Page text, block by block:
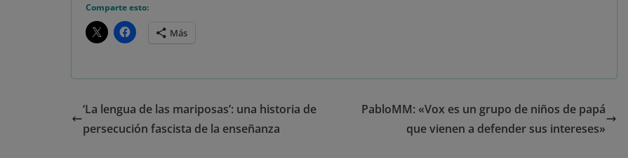
Comparte esto:
Más
‘La lengua de las mariposas’: una historia de
persecución fascista de la enseñanza
PabloMM: «Vox es un grupo de niños de papá
que vienen a defender sus intereses»